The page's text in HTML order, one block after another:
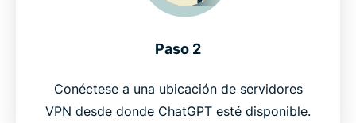
Paso 2
Conéctese a una ubicación de servidores
VPN desde donde ChatGPT esté disponible.